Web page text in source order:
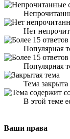
Нет
Популярная
Популярная
Тема закрыта
В этой теме
Ваши права